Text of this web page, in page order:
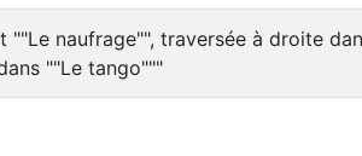
""Le naufrage"", traversée à droite
""Le tango"""